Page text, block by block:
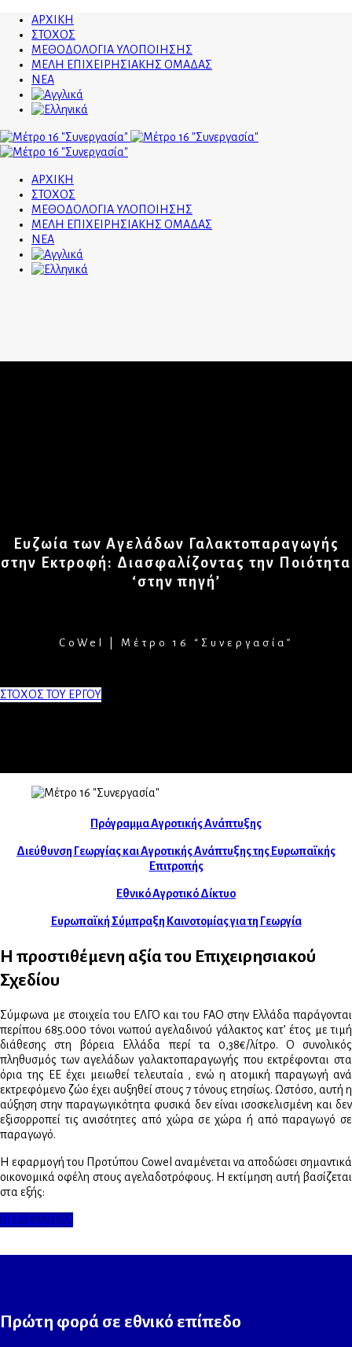
ΑΡΧΙΚΗ
ΣΤΟΧΟΣ
ΜΕΘΟΔΟΛΟΓΙΑ ΥΛΟΠΟΙΗΣΗΣ
ΜΕΛΗ ΕΠΙΧΕΙΡΗΣΙΑΚΗΣ ΟΜΑΔΑΣ
ΝΕΑ
ΑΡΧΙΚΗ
ΣΤΟΧΟΣ
ΜΕΘΟΔΟΛΟΓΙΑ ΥΛΟΠΟΙΗΣΗΣ
ΜΕΛΗ ΕΠΙΧΕΙΡΗΣΙΑΚΗΣ ΟΜΑΔΑΣ
ΝΕΑ
Ευζωία των Αγελάδων Γαλακτοπαραγωγής
στην Εκτροφή: Διασφαλίζοντας την Ποιότητα
‘στην πηγή’
CoWel | Μέτρο 16 “Συνεργασία”
ΣΤΟΧΟΣ ΤΟΥ ΕΡΓΟΥ
Πρόγραμμα Αγροτικής Ανάπτυξης
Διεύθυνση Γεωργίας και Αγροτικής Ανάπτυξης της Ευρωπαϊκής
Επιτροπής
Εθνικό Αγροτικό Δίκτυο
Ευρωπαϊκή Σύμπραξη Καινοτομίας για τη Γεωργία
Η προστιθέμενη αξία του Επιχειρησιακού
Σχεδίου
Σύμφωνα με στοιχεία του ΕΛΓΟ και του FAO στην Ελλάδα παράγονται
περίπου 685.000 τόνοι νωπού αγελαδινού γάλακτος κατ’ έτος με τιμή
διάθεσης στη βόρεια Ελλάδα περί τα 0,38€/λίτρο. Ο συνολικός
πληθυσμός των αγελάδων γαλακτοπαραγωγής που εκτρέφονται στα
όρια της ΕΕ έχει μειωθεί τελευταία , ενώ η ατομική παραγωγή ανά
εκτρεφόμενο ζώο έχει αυξηθεί στους 7 τόνους ετησίως. Ωστόσο, αυτή η
αύξηση στην παραγωγικότητα φυσικά δεν είναι ισοσκελισμένη και δεν
εξισορροπεί τις ανισότητες από χώρα σε χώρα ή από παραγωγό σε
παραγωγό.
Η εφαρμογή του Προτύπου Cowel αναμένεται να αποδώσει σημαντικά
οικονομικά οφέλη στους αγελαδοτρόφους. Η εκτίμηση αυτή βασίζεται
στα εξής:
ΠΕΡΙΣΣΟΤΕΡΑ
Πρώτη φορά σε εθνικό επίπεδο